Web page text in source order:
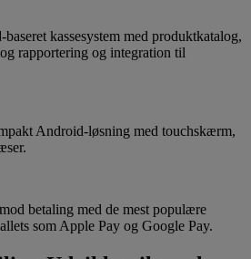
baseret kassesystem med produktkatalog,
rapportering og integration til
Android-løsning med touchskærm,
betaling med de mest populære
som Apple Pay og Google Pay.